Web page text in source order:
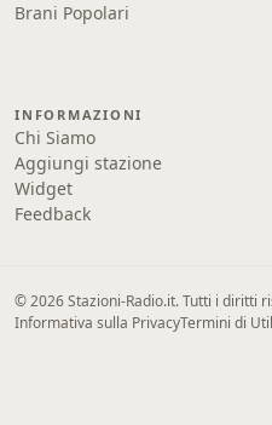
Brani Popolari
INFORMAZIONI
Chi Siamo
Aggiungi stazione
Widget
Feedback
© 2026 Stazioni-Radio.it. Tutti i diritti
Informativa sulla PrivacyTermini di